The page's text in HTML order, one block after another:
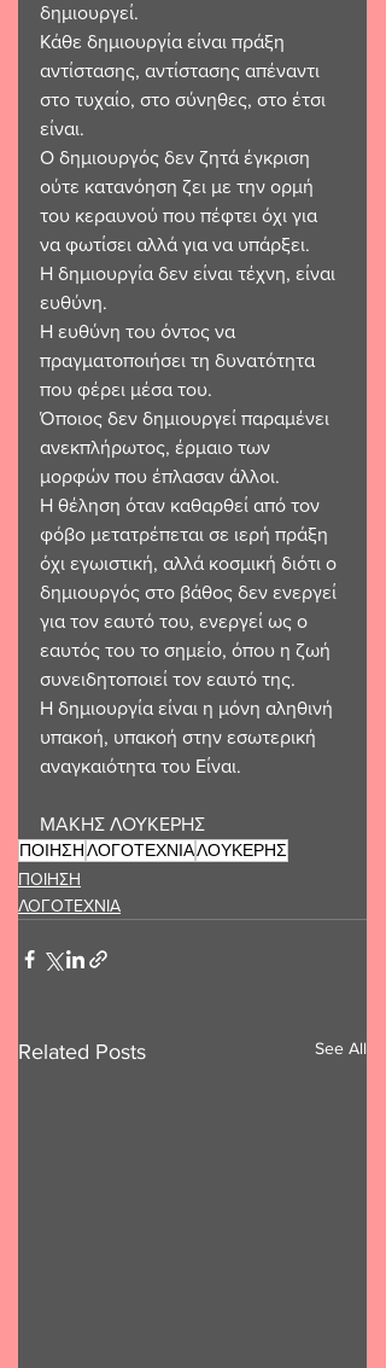
δημιουργεί.
Κάθε δημιουργία είναι πράξη
αντίστασης, αντίστασης απέναντι
στο τυχαίο, στο σύνηθες, στο έτσι
είναι.
Ο δημιουργός δεν ζητά έγκριση
ούτε κατανόηση ζει με την ορμή
του κεραυνού που πέφτει όχι για
να φωτίσει αλλά για να υπάρξει.
Η δημιουργία δεν είναι τέχνη, είναι
ευθύνη.
Η ευθύνη του όντος να
πραγματοποιήσει τη δυνατότητα
που φέρει μέσα του.
Όποιος δεν δημιουργεί παραμένει
ανεκπλήρωτος, έρμαιο των
μορφών που έπλασαν άλλοι.
Η θέληση όταν καθαρθεί από τον
φόβο μετατρέπεται σε ιερή πράξη
όχι εγωιστική, αλλά κοσμική διότι ο
δημιουργός στο βάθος δεν ενεργεί
για τον εαυτό του, ενεργεί ως ο
εαυτός του το σημείο, όπου η ζωή
συνειδητοποιεί τον εαυτό της.
Η δημιουργία είναι η μόνη αληθινή
υπακοή, υπακοή στην εσωτερική
αναγκαιότητα του Είναι.
ΜΑΚΗΣ ΛΟΥΚΕΡΗΣ
ΠΟΙΗΣΗΛΟΓΟΤΕΧΝΙΑΛΟΥΚΕΡΗΣ
ΠΟΙΗΣΗ
ΛΟΓΟΤΕΧΝΙΑ
Related Posts See All